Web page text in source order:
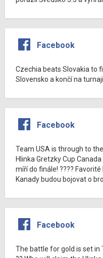
Facebook
Czechia beats Slovakia to
Slovensko a končí na
Facebook
Team USA is through to
Hlinka Gretzky Cup
míří do finále! ????
Kanady budou bojovat o
Facebook
The battle for gold is set in